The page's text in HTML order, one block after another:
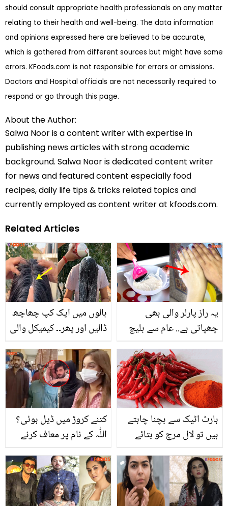
should consult appropriate health professionals on any matter
relating to their health and well-being. The data information
and opinions expressed here are believed to be accurate,
which is gathered from different sources but might have some
errors. KFoods.com is not responsible for errors or omissions.
Doctors and Hospital officials are not necessarily required to
respond or go through this page.
About the Author:
Salwa Noor is a content writer with expertise in
publishing news articles with strong academic
background. Salwa Noor is dedicated content writer
for news and featured content especially food
recipes, daily life tips & tricks related topics and
currently employed as content writer at kfoods.com.
Related Articles
بالوں میں ایک کپ چھاچھ
ڈالیں اور پھر۔۔ کیمیکل والی
بجائے گھر میں بنائیں ہیئر
ماسک، جو بالوں کئی
مسئلے حل کرئے
یہ راز پارلر والی بھی
چھپاتی ہے.. عام سے بلیچ
ملائیں اور عید پر چہرے کے
ساتھ ہاتھ پاؤں بھی
جگمگائیں
کتنے کروڑ میں ڈیل ہوئی؟
اللّٰہ کے نام پر معاف کرنے
رپورٹر کے چبھتے سوال پر
کیا جواب دیا؟
ہارٹ اٹیک سے بچنا چاہتے
ہیں تو لال مرچ کو بتائے
کریں اور ۔۔۔ لال مرچ کے 5
بہترین فائدے جانیں اور
زندگی آسان بنائیں!